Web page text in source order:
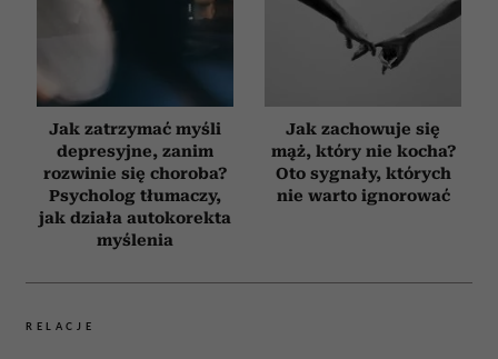
Jak zatrzymać myśli
depresyjne, zanim
rozwinie się choroba?
Psycholog tłumaczy,
jak działa autokorekta
myślenia
Jak zachowuje się
mąż, który nie kocha?
Oto sygnały, których
nie warto ignorować
RELACJE